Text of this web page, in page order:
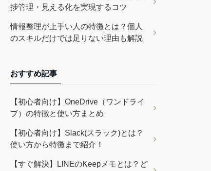
捗管理・見える化を実現するコツ
情報整理が上手い人の特徴とは？個人
のスキルだけでは足りない理由も解説
おすすめ記事
【初心者向け】OneDrive（ワンドライ
ブ）の特徴と使い方まとめ
【初心者向け】Slack(スラック)とは？
使い方から特徴まで紹介！
【すぐ解決】LINEのKeepメモとは？ど